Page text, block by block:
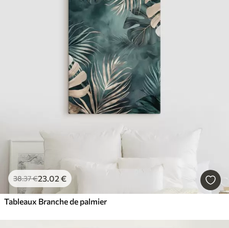
38.37€23.02 €
Tableaux Branche de palmier